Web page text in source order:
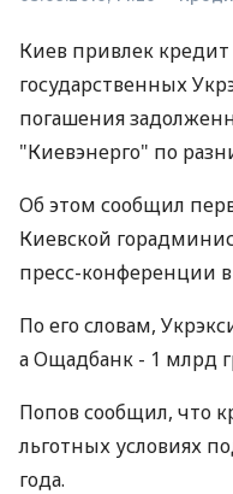
Киев привлек
государственных
погашения
"Киевэнерго" по
Об этом сообщил
Киевской
пресс-конференции
По его словам,
а Ощадбанк - 1 млрд
Попов сообщил, что
льготных условиях
года.